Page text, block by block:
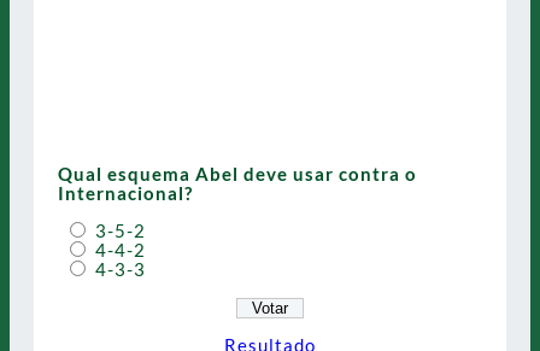
Qual esquema Abel deve usar contra o
Internacional?
3-5-2
4-4-2
4-3-3
Resultado